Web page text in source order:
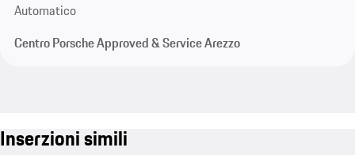
Automatico
Centro Porsche Approved & Service Arezzo
Inserzioni simili